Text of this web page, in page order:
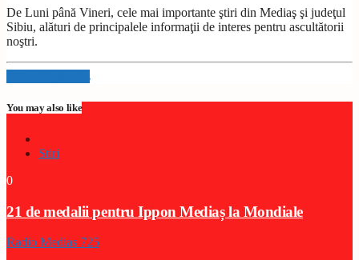
De Luni până Vineri, cele mai importante ştiri din Mediaş şi judeţul
Sibiu, alături de principalele informaţii de interes pentru ascultătorii
noştri.
Info and episodes
You may also like
Stiri
0
21 de medalii pentru Ippon Mediaș la Mondiale
Radio Medias 725